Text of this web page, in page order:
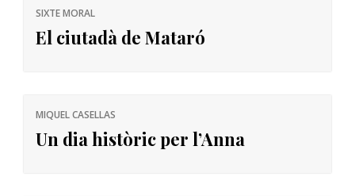
SIXTE MORAL
El ciutadà de Mataró
MIQUEL CASELLAS
Un dia històric per l’Anna